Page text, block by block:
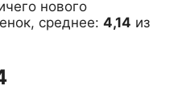
среднее: 4,14 из